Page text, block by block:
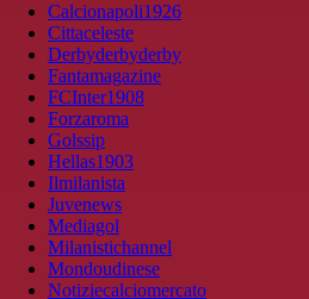
Calcionapoli1926
Cittaceleste
Derbyderbyderby
Fantamagazine
FCInter1908
Forzaroma
Golssip
Hellas1903
Ilmilanista
Juvenews
Mediagol
Milanistichannel
Mondoudinese
Notiziecalciomercato